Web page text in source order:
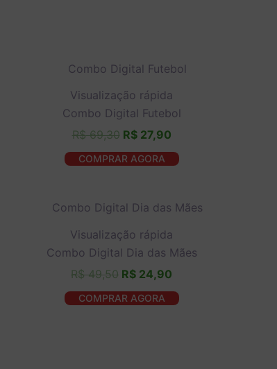
Visualização rápida
Combo Digital Futebol
R$69,30
O
preço
original
era:
R$ 69,30.
R$27,90
O
atual
é:
R$ 27,90.
COMPRAR AGORA
Visualização rápida
Combo Digital Dia das Mães
R$49,50
O
original
era:
R$ 49,50.
R$ 24,90
O
atual
é:
R$ 24,90.
COMPRAR AGORA
Nome de usuário ou endereço de e-mail
Senha
Esqueceu a senha?